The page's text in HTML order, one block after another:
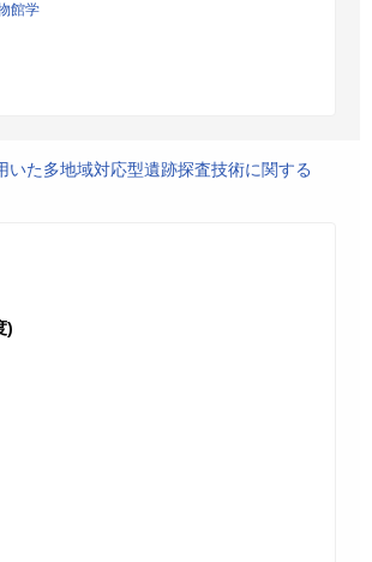
館学
いた多地域対応型遺跡探査技術に関する
)